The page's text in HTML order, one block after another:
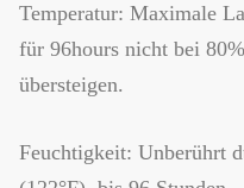
Temperatur: Maximale
für 96hours nicht bei
übersteigen.
Feuchtigkeit: Unberührt